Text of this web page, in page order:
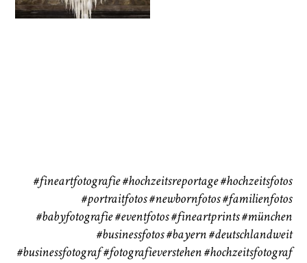
#fineartfotografie #hochzeitsreportage #hochzeitsfotos
#portraitfotos #newbornfotos #familienfotos
#babyfotografie #eventfotos #fineartprints#münchen
#businessfotos#bayern #deutschlandweit
#businessfotograf#fotografieverstehen #hochzeitsfotograf